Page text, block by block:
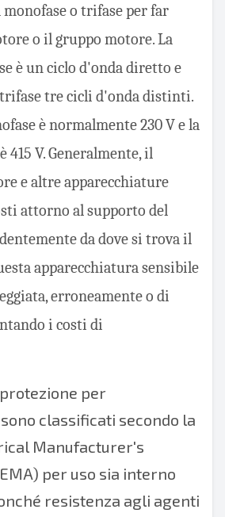
o trifase per far
o il gruppo motore. La
è un ciclo d'onda diretto e
tre cicli d'onda distinti.
è normalmente 230 V e la
415 V. Generalmente, il
e altre apparecchiature
attorno al supporto del
da dove si trova il
apparecchiatura sensibile
erroneamente o di
i costi di
per
classificati secondo la
Manufacturer's
per uso sia interno
resistenza agli agenti